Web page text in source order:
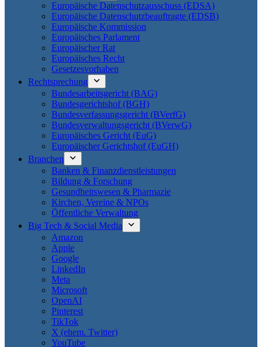
Europäische Datenschutzausschuss (EDSA)
Europäische Datenschutzbeauftragte (EDSB)
Europäische Kommission
Europäisches Parlament
Europäischer Rat
Europäisches Recht
Gesetzesvorhaben
Rechtsprechung
Bundesarbeitsgericht (BAG)
Bundesgerichtshof (BGH)
Bundesverfassungsgericht (BVerfG)
Bundesverwaltungsgericht (BVerwG)
Europäisches Gericht (EuG)
Europäischer Gerichtshof (EuGH)
Branchen
Banken & Finanzdienstleistungen
Bildung & Forschung
Gesundheitswesen & Pharmazie
Kirchen, Vereine & NPOs
Öffentliche Verwaltung
Big Tech & Social Media
Amazon
Apple
Google
LinkedIn
Meta
Microsoft
OpenAI
Pinterest
TikTok
X (ehem. Twitter)
YouTube